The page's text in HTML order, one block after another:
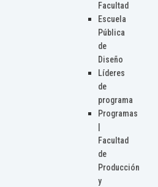
Facultad
Escuela
Pública
de
Diseño
Líderes
de
programa
Programas
Facultad
de
Producción
y